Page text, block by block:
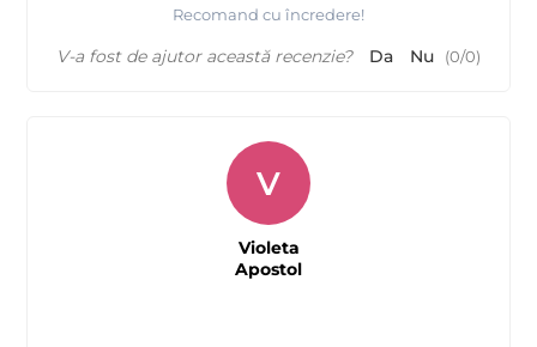
Recomand cu încredere!
V-a fost de ajutor această recenzie? Da Nu (0/0)
V
Violeta
Apostol